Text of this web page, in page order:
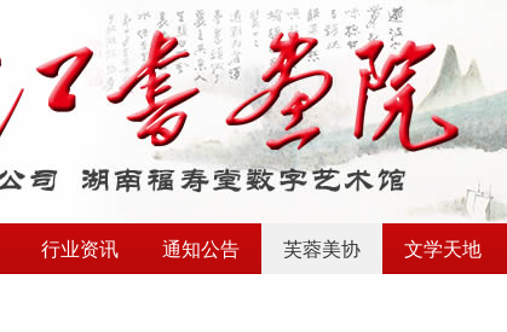
行业资讯 通知公告 芙蓉美协 文学天地